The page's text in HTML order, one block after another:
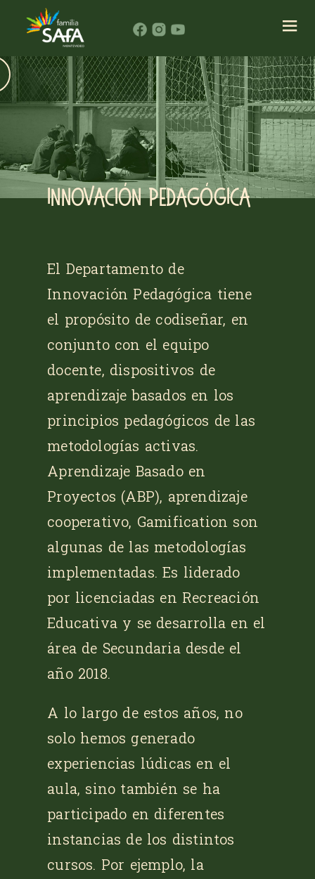
Innovación pedagógica
El Departamento de
Innovación Pedagógica tiene
el propósito de codiseñar, en
conjunto con el equipo
docente, dispositivos de
aprendizaje basados en los
principios pedagógicos de las
metodologías activas.
Aprendizaje Basado en
Proyectos (ABP), aprendizaje
cooperativo, Gamification son
algunas de las metodologías
implementadas. Es liderado
por licenciadas en Recreación
Educativa y se desarrolla en el
área de Secundaria desde el
año 2018.
A lo largo de estos años, no
solo hemos generado
experiencias lúdicas en el
aula, sino también se ha
participado en diferentes
instancias de los distintos
cursos. Por ejemplo, la